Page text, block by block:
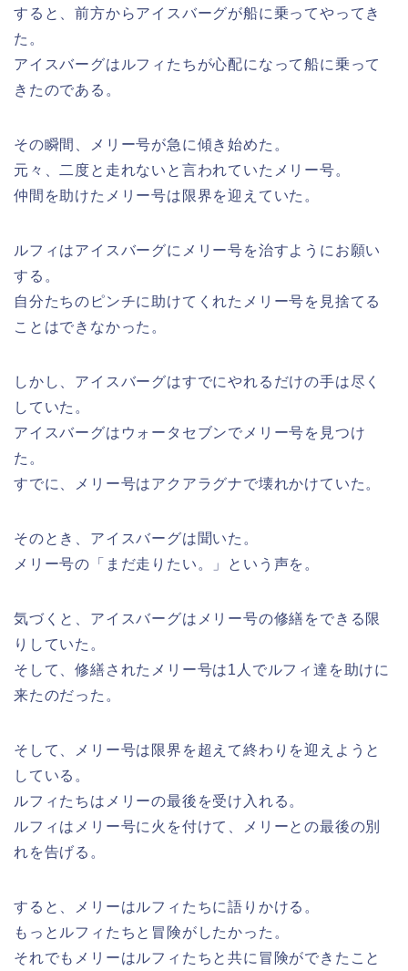
すると、前方からアイスバーグが船に乗ってやってき
た。
アイスバーグはルフィたちが心配になって船に乗って
きたのである。
その瞬間、メリー号が急に傾き始めた。
元々、二度と走れないと言われていたメリー号。
仲間を助けたメリー号は限界を迎えていた。
ルフィはアイスバーグにメリー号を治すようにお願い
する。
自分たちのピンチに助けてくれたメリー号を見捨てる
ことはできなかった。
しかし、アイスバーグはすでにやれるだけの手は尽く
していた。
アイスバーグはウォータセブンでメリー号を見つけ
た。
すでに、メリー号はアクアラグナで壊れかけていた。
そのとき、アイスバーグは聞いた。
メリー号の「まだ走りたい。」という声を。
気づくと、アイスバーグはメリー号の修繕をできる限
りしていた。
そして、修繕されたメリー号は1人でルフィ達を助けに
来たのだった。
そして、メリー号は限界を超えて終わりを迎えようと
している。
ルフィたちはメリーの最後を受け入れる。
ルフィはメリー号に火を付けて、メリーとの最後の別
れを告げる。
すると、メリーはルフィたちに語りかける。
もっとルフィたちと冒険がしたかった。
それでもメリーはルフィたちと共に冒険ができたこと